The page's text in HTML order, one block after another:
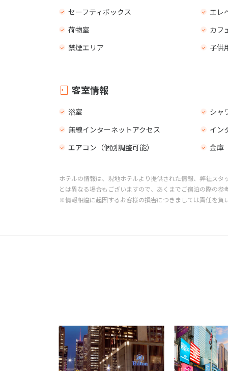
セーフティボックス
エレ
荷物室
カフ
禁煙エリア
子供
客室情報
浴室
シャ
無線インターネットアクセス
イン
エアコン（個別調整可能）
金庫
ホテルの情報は、現地ホテルより提供された情報、弊社ス
とは異なる場合もございますので、あくまでご宿泊の際の参
※情報相違に起因するお客様の損害につきましては責任を負